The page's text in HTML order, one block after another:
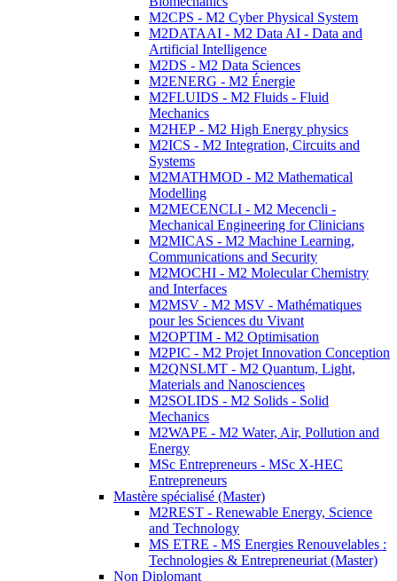
M2CPS - M2 Cyber Physical System
M2DATAAI - M2 Data AI - Data and
Artificial Intelligence
M2DS - M2 Data Sciences
M2ENERG - M2 Énergie
M2FLUIDS - M2 Fluids - Fluid
Mechanics
M2HEP - M2 High Energy physics
M2ICS - M2 Integration, Circuits and
Systems
M2MATHMOD - M2 Mathematical
Modelling
M2MECENCLI - M2 Mecencli -
Mechanical Engineering for Clinicians
M2MICAS - M2 Machine Learning,
Communications and Security
M2MOCHI - M2 Molecular Chemistry
and Interfaces
M2MSV - M2 MSV - Mathématiques
pour les Sciences du Vivant
M2OPTIM - M2 Optimisation
M2PIC - M2 Projet Innovation Conception
M2QNSLMT - M2 Quantum, Light,
Materials and Nanosciences
M2SOLIDS - M2 Solids - Solid
Mechanics
M2WAPE - M2 Water, Air, Pollution and
Energy
MSc Entrepreneurs - MSc X-HEC
Entrepreneurs
Mastère spécialisé (Master)
M2REST - Renewable Energy, Science
and Technology
MS ETRE - MS Energies Renouvelables :
Technologies & Entrepreneuriat (Master)
Non Diplomant